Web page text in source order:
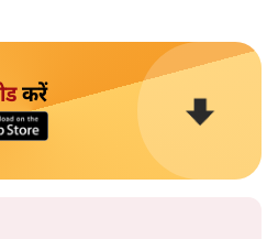
करें